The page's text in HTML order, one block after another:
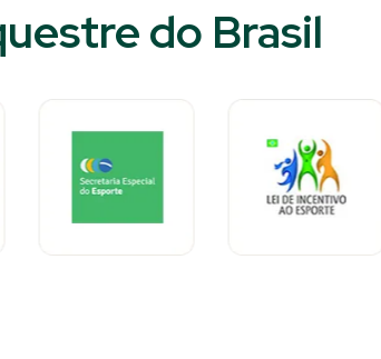
do Brasil​